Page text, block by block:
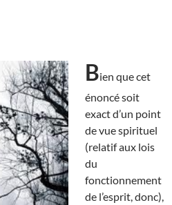
Bien que cet
énoncé soit
exact d’un point
de vue spirituel
(relatif aux lois
du
fonctionnement
de l’esprit, donc),